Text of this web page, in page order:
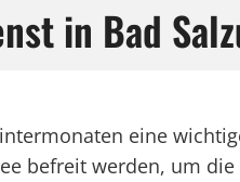
in Bad
eine
befreit werden, um